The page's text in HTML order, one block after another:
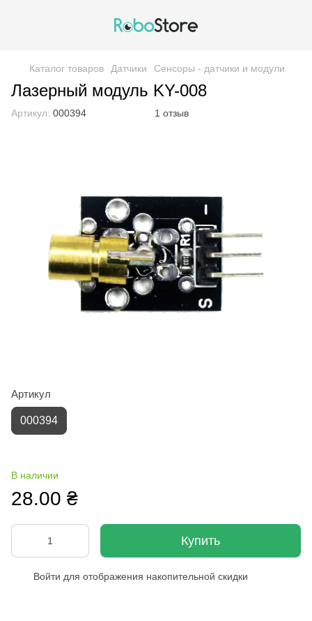
Каталог товаров Датчики Сенсоры - датчики и модули
Лазерный модуль KY-008
Артикул: 000394 1 отзыв
Артикул
000394
В наличии
28.00 ₴
Купить
Войти для отображения накопительной скидки